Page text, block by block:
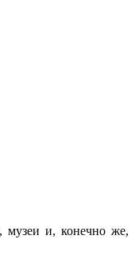
музеи и, конечно же,